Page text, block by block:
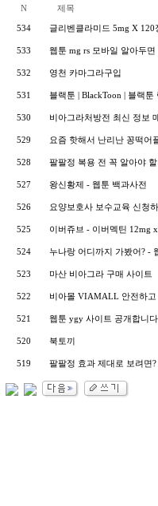
N 제목
534 글리벤클라미드 5mg X 120
533 웹툰 mg rs 모바일 알아두
532 영천 카마그라구입
531 블랙툰 | BlackToon | 블랙툰
530 비아그라처방전 최신 정보
529 요즘 핫해서 난리난 꽁떡어
528 팔팔정 복용 전 꼭 알아야
527 왕신황제 - 웹툰 백과사전
526 요양보호사 보수교육 신청하
525 이버쥬브 - 이버멕틴 12mg
524 누나랑 어디까지 가봤어? -
523 마산 비아그라 구매 사이트
522 비아몰 VIAMALL 안전하고
521 웹툰 ygy 사이트 공개합니
520 북토끼
519 팔팔정 효과 제대로 보려면